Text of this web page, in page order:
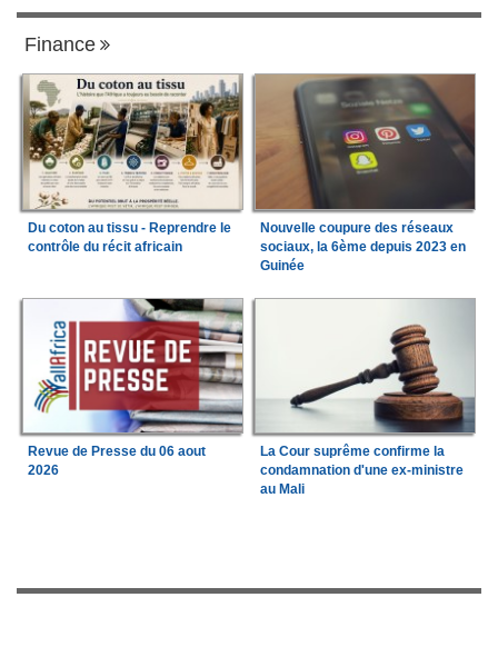
Finance
Du coton au tissu - Reprendre le
contrôle du récit africain
Nouvelle coupure des réseaux
sociaux, la 6ème depuis 2023 en
Guinée
Revue de Presse du 06 aout
2026
La Cour suprême confirme la
condamnation d'une ex-ministre
au Mali